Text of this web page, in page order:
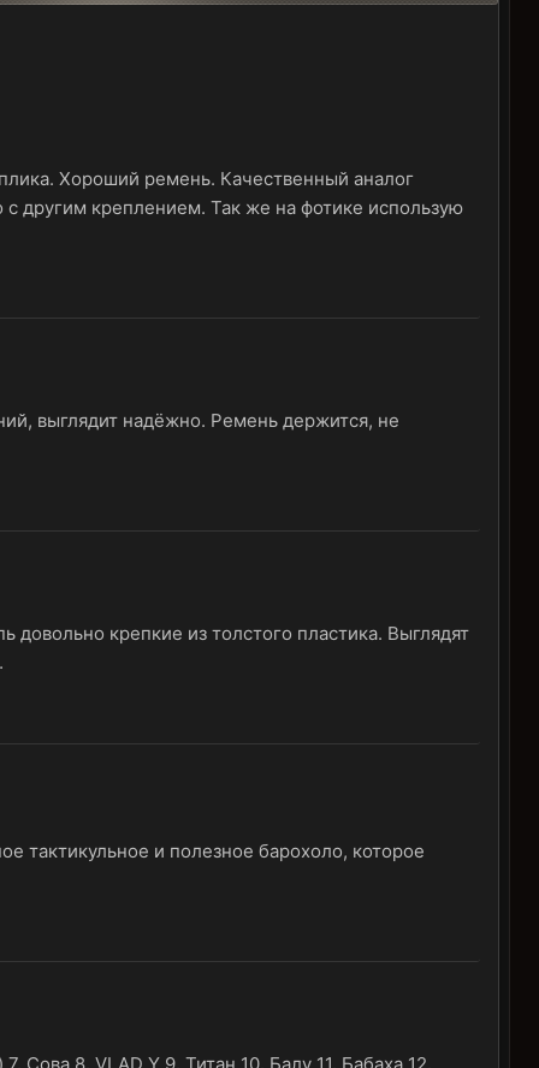
Хороший ремень. Качественный аналог
с другим креплением. Так же на фотике использую
выглядит надёжно. Ремень держится, не
крепкие из толстого пластика. Выглядят
тактикульное и полезное барохоло, которое